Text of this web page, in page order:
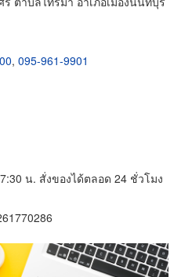
, 095-961-9901
น. สั่งของได้ตลอด 24 ชั่วโมง